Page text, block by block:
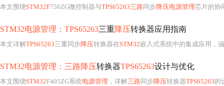
本文围绕STM32F756ZG微控制器与TPS65263三路同步降压电源管理芯片的协同设计展开，涵盖供电架构、硬件选型（电感/电容计算
STM32电源管理：TPS65263三重降压转换器应用指南
本文详解TPS65263三重同步降压转换器在STM32嵌入式系统中的集成应用，
STM32电源管理：三路降压转换器TPS65263设计与优化
本文围绕STM32F405ZG系统电源管理 ，详解三路同步降压转换器TPS65263的